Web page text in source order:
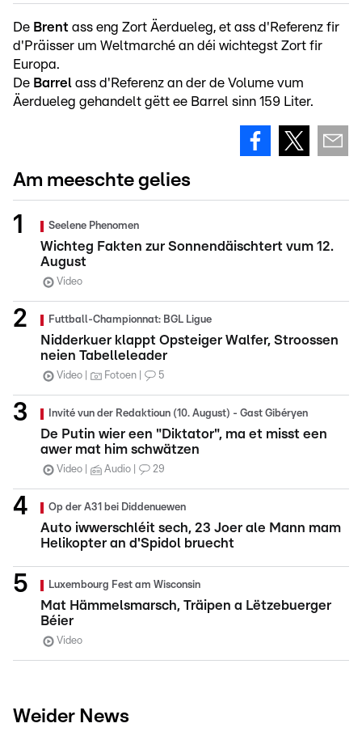
De Brent ass eng Zort Äerdueleg, et ass d'Referenz fir
d'Präisser um Weltmarché an déi wichtegst Zort fir
Europa.
De Barrel ass d'Referenz an der de Volume vum
Äerdueleg gehandelt gëtt ee Barrel sinn 159 Liter.
Am meeschte gelies
Seelene Phenomen
Wichteg Fakten zur Sonnendäischtert vum 12.
August
Video
Futtball-Championnat: BGL Ligue
Nidderkuer klappt Opsteiger Walfer, Stroossen
neien Tabelleleader
Video Fotoen 5
Invité vun der Redaktioun (10. August) - Gast Gibéryen
De Putin wier een "Diktator", ma et misst een
awer mat him schwätzen
Video Audio 29
Op der A31 bei Diddenuewen
Auto iwwerschléit sech, 23 Joer ale Mann mam
Helikopter an d'Spidol bruecht
Luxembourg Fest am Wisconsin
Mat Hämmelsmarsch, Träipen a Lëtzebuerger
Béier
Video
Weider News